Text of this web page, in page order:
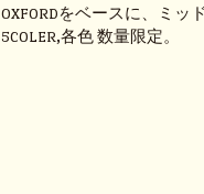
OXFORDをベースに、ミッ
5COLER,各色 数量限定。